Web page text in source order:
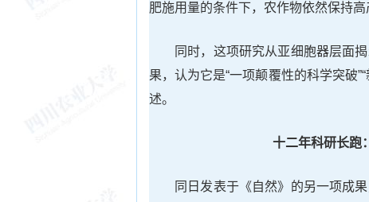
肥施用量的条件下，农作物依然保持高
同时，这项研究从亚细胞器层面
果，认为它是“一项颠覆性的科学突破
述。
十二年科研长跑
同日发表于《自然》的另一项成